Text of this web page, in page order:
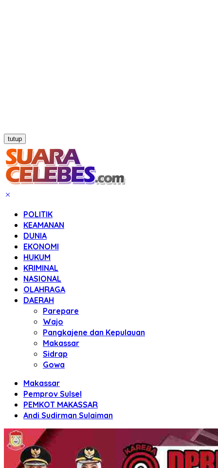
tutup
POLITIK
KEAMANAN
DUNIA
EKONOMI
HUKUM
KRIMINAL
NASIONAL
OLAHRAGA
DAERAH
Parepare
Wajo
Pangkajene dan Kepulauan
Makassar
Sidrap
Gowa
Makassar
Pemprov Sulsel
PEMKOT MAKASSAR
Andi Sudirman Sulaiman